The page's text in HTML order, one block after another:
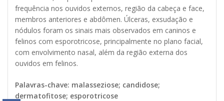
frequência nos ouvidos externos, região da cabeça e face,
membros anteriores e abdômen. Úlceras, exsudação e
nódulos foram os sinais mais observados em caninos e
felinos com esporotricose, principalmente no plano facial,
com envolvimento nasal, além da região externa dos
ouvidos em felinos.
Palavras-chave: malasseziose; candidose;
dermatofitose; esporotricose